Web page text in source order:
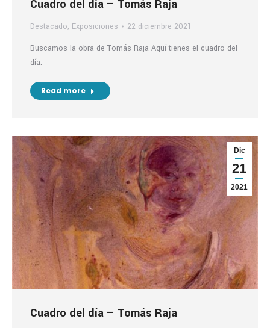
Cuadro del día – Tomás Raja
Destacado, Exposiciones
22 diciembre 2021
Buscamos la obra de Tomás Raja Aquí tienes el cuadro del
día.
Read more
Dic
21
2021
Cuadro del día – Tomás Raja